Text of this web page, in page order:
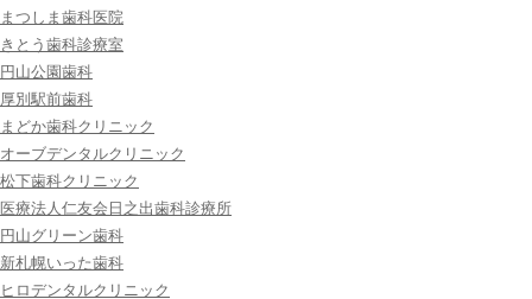
まつしま歯科医院
きとう歯科診療室
円山公園歯科
厚別駅前歯科
まどか歯科クリニック
オーブデンタルクリニック
松下歯科クリニック
医療法人仁友会日之出歯科診療所
円山グリーン歯科
新札幌いった歯科
ヒロデンタルクリニック